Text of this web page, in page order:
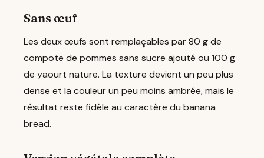
Sans œuf
Les deux œufs sont remplaçables par 80 g de
compote de pommes sans sucre ajouté ou 100 g
de yaourt nature. La texture devient un peu plus
dense et la couleur un peu moins ambrée, mais le
résultat reste fidèle au caractère du banana
bread.